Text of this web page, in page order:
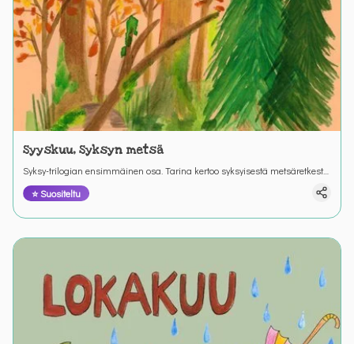
Syyskuu, Syksyn metsä
Syksy-trilogian ensimmäinen osa. Tarina kertoo syksyisestä metsäretkestä
ja retkeen valmistautumisesta. Värinautit.
⭐ Suositeltu